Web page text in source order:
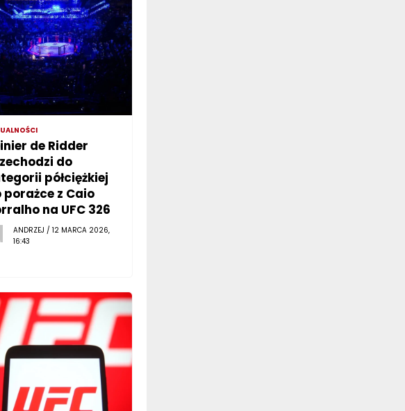
de Ridder
do
półciężkiej
porażce z Caio
na UFC 326
ANDRZEJ / 12 MARCA 2026,
16:43